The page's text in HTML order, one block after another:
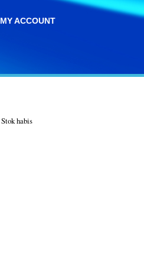
MY ACCOUNT
MY ACCOUNT
Stok habis